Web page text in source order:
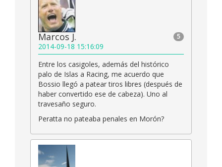
5
Marcos J.
2014-09-18 15:16:09
Entre los casigoles, además del histórico
palo de Islas a Racing, me acuerdo que
Bossio llegó a patear tiros libres (después de
haber convertido ese de cabeza). Uno al
travesaño seguro.
Peratta no pateaba penales en Morón?